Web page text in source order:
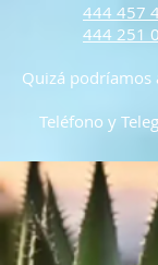
444 457
444 251
Quizá podríamos
Teléfono y